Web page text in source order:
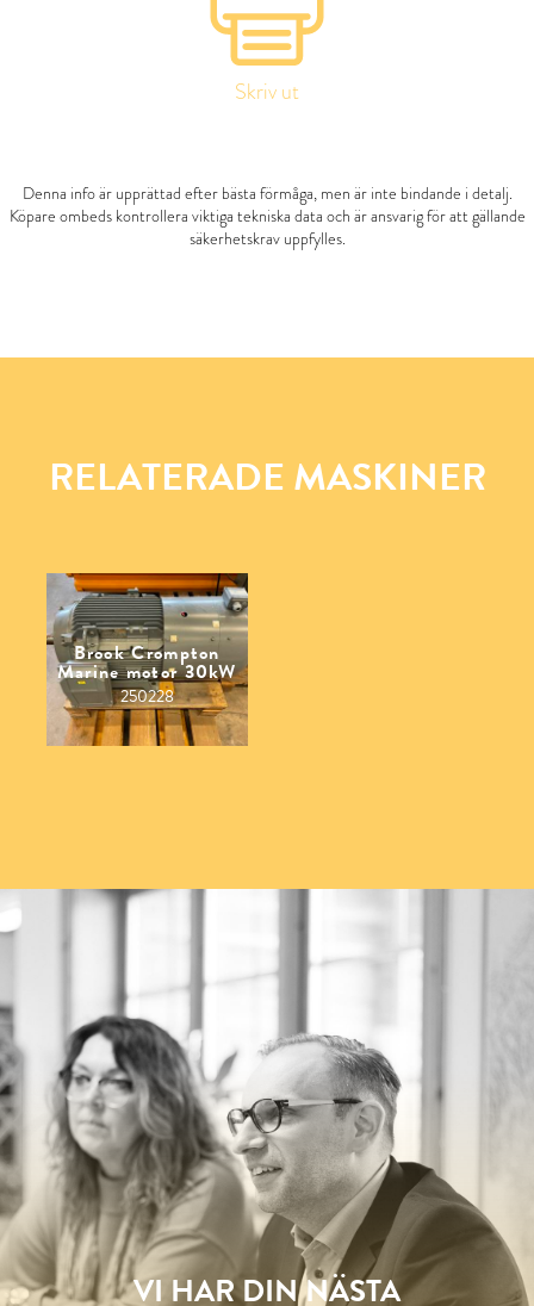
Skriv ut
Denna info är upprättad efter bästa förmåga, men är inte bindande i detalj.
Köpare ombeds kontrollera viktiga tekniska data och är ansvarig för att gällande
säkerhetskrav uppfylles.
RELATERADE MASKINER
Brook Crompton
Marine motor 30kW
250228
VI HAR DIN NÄSTA